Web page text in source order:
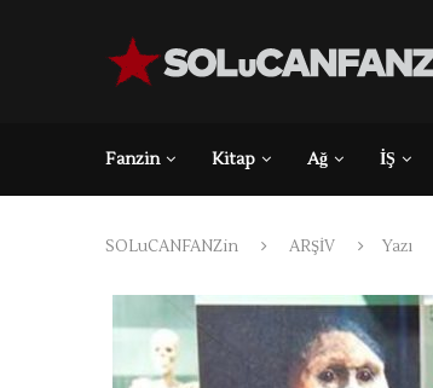
Fanzin Kitap Ağ İŞ
SOLuCANFANZin ARŞİV Yazı